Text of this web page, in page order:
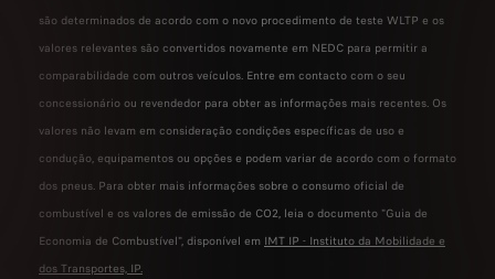
são determinados de acordo com o novo procedimento de teste WLTP e os
valores relevantes são convertidos novamente em NEDC para permitir a
comparabilidade com outros veículos. Entre em contacto com o seu
concessionário ou revendedor para obter as informações mais recentes. Os
valores não levam em consideração condições específicas de uso e
condução, equipamentos ou opções e podem variar de acordo com o formato
dos pneus. Para obter mais informações sobre o consumo oficial de
combustível e os valores de emissão de CO2, leia o documento "Guia de
Economia de Combustível", disponível em IMT IP - Instituto da Mobilidade e
dos Transportes, IP.